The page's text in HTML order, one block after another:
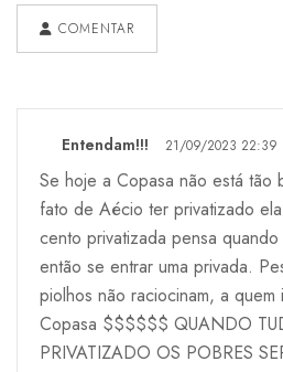
COMENTAR
Entendam!!! 21/09/2023 22:39
Se hoje a Copasa não está tão
fato de Aécio ter privatizado
cento privatizada pensa
então se entrar uma privada.
piolhos não raciocinam, a
Copasa $$$$$$ QUANDO
PRIVATIZADO OS POBRES